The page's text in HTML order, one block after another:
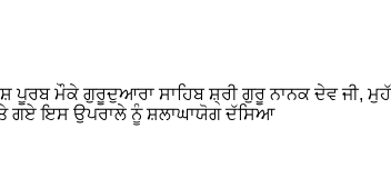
ਮੌਕੇ ਗੁਰੂਦੁਆਰਾ ਸਾਹਿਬ ਸ਼੍ਰੀ ਗੁਰੂ ਨਾਨਕ ਦੇਵ ਜੀ,
ਗਏ ਇਸ ਉਪਰਾਲੇ ਨੂੰ ਸ਼ਲਾਘਾਯੋਗ ਦੱਸਿਆ